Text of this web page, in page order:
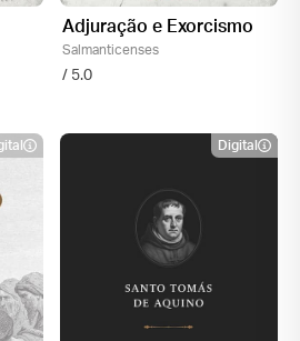
Adjuração e Exorcismo
Salmanticenses
/ 5.0
Digital